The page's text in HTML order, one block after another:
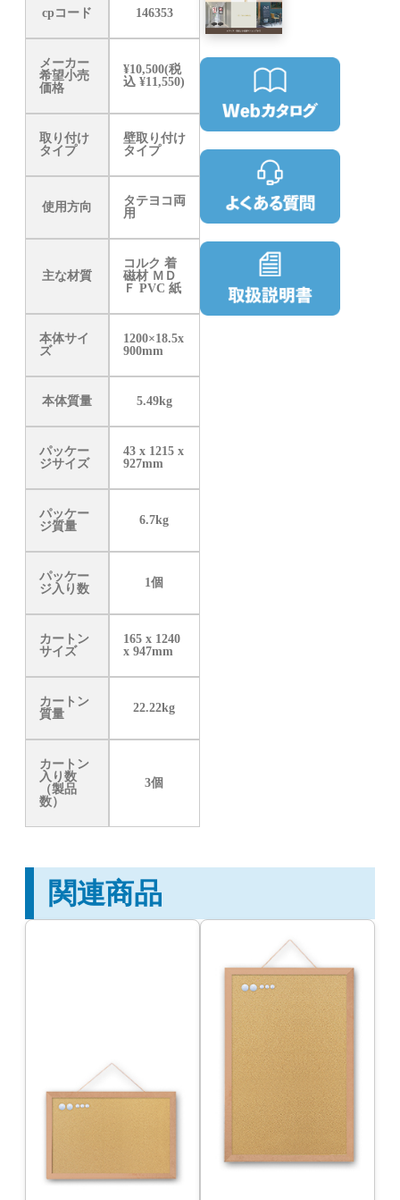
cpコード 146353
メーカー
希望小売
価格
¥10,500(税
込 ¥11,550)
取り付け
タイプ
壁取り付け
タイプ
使用方向
タテヨコ両
用
主な材質
コルク 着
磁材 ＭＤ
Ｆ PVC 紙
本体サイ
ズ
1200×18.5x
900mm
本体質量 5.49kg
パッケー
ジサイズ
43 x 1215 x
927mm
パッケー
ジ質量
6.7kg
パッケー
ジ入り数
1個
カートン
サイズ
165 x 1240
x 947mm
カートン
質量
22.22kg
カートン
入り数
（製品
数）
3個
関連商品